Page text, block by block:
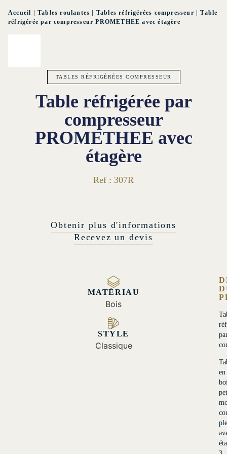
Accueil |Tables roulantes Tables réfrigérées compresseur |Table
réfrigérée par compresseur PROMETHEE avec étagère
TABLES RÉFRIGÉRÉES COMPRESSEUR
Table réfrigérée par
compresseur
PROMETHEE avec
étagère
Ref : 307R
Obtenir plus d'informations
Recevez un devis
MATÉRIAU
Bois
STYLE
Classique
en